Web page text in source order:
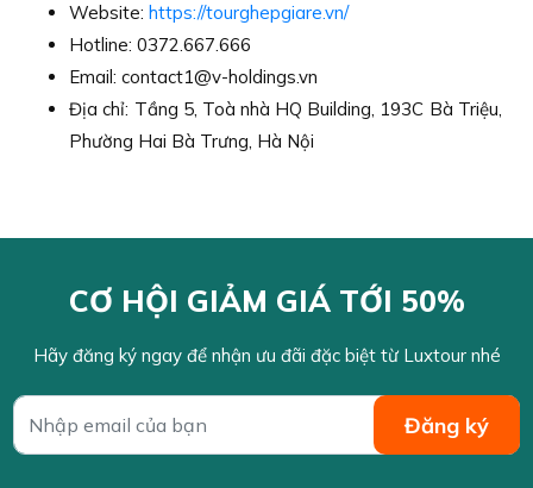
Website: https://tourghepgiare.vn/
Hotline: 0372.667.666
Email: contact1@v-holdings.vn
Địa chỉ: Tầng 5, Toà nhà HQ Building, 193C Bà Triệu,
Phường Hai Bà Trưng, Hà Nội
CƠ HỘI GIẢM GIÁ TỚI 50%
Hãy đăng ký ngay để nhận ưu đãi đặc biệt từ Luxtour nhé